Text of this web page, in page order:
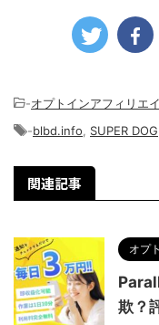
-オプトインアフィリエ
-blbd.info SUPER DOG
関連記事
オプ
欺？